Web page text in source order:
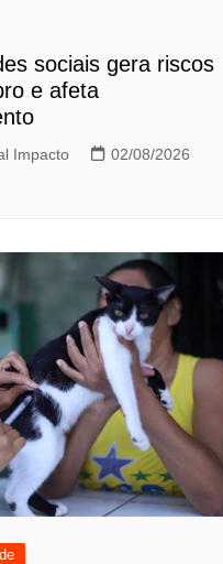
sociais gera riscos
e afeta
Impacto
02/08/2026